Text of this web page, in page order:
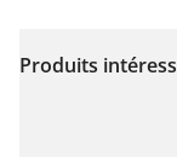
Voir sur
Produits